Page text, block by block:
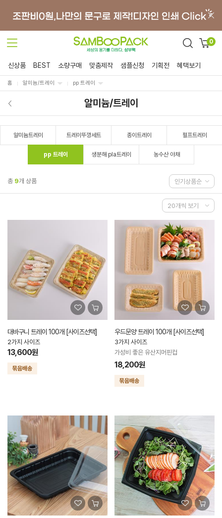
0
신상품 BEST 소량구매 맞춤제작 샘플신청 기획전 혜택보기
홈 알미늄/트레이 pp 트레이
알미늄/트레이
알미늄트레이 트레이뚜껑세트 종이트레이 펄프트레이
pp 트레이 생분해 pla트레이 농수산 야채
총 9개 상품
대바구니 트레이 100개 [사이즈선택]
2가지 사이즈
13,600원
우드문양 트레이 100개 [사이즈선택]
3가지 사이즈
가성비 좋은 유산지머핀컵
18,200원